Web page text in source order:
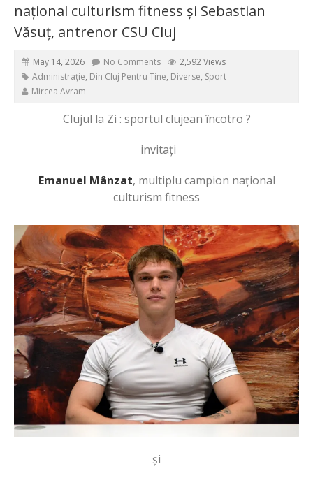
național culturism fitness și Sebastian
Văsuț, antrenor CSU Cluj
May 14, 2026 No Comments
2,592 Views
Administrație, Din Cluj Pentru Tine, Diverse, Sport
Mircea Avram
Clujul la Zi : sportul clujean încotro ?
invitați
Emanuel Mânzat, multiplu campion național
culturism fitness
și